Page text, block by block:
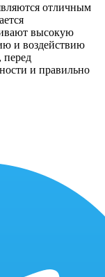
отличным
высокую
и воздействию
перед
и правильно